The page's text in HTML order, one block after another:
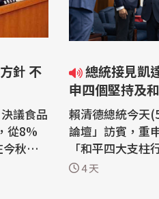
針 不
議食品
從8%
秋向
總統接見凱達格蘭論壇訪賓 重
申四個堅持及
賴清德總統今天
論壇」訪賓，重
「和平四大支柱
台灣推動社會防
4 天